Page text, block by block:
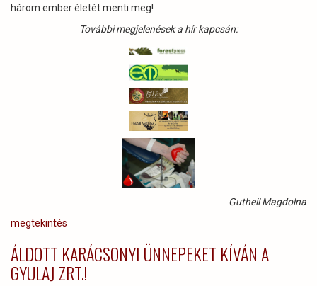
három ember életét menti meg!
További megjelenések a hír kapcsán:
Gutheil Magdolna
megtekintés
ÁLDOTT KARÁCSONYI ÜNNEPEKET KÍVÁN A
GYULAJ ZRT.!